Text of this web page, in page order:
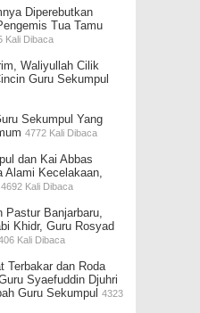
Diperebutkan
Tua Tamu
Kali Dibaca
Waliyullah Cilik
Guru Sekumpul
Sekumpul Yang
4772 Kali Dibaca
dan Kai Abbas
Alami Kecelakaan,
4692 Kali Dibaca
Banjarbaru,
Khidr, Guru Rosyad
Kali Dibaca
Terbakar dan Roda
Syaefuddin Djuhri
Guru Sekumpul 4323